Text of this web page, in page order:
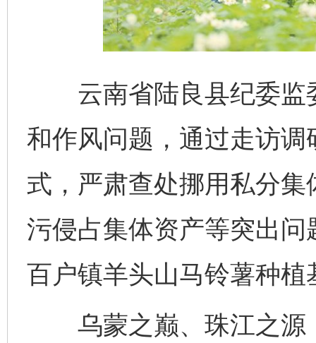
云南省陆良县纪委监
和作风问题，通过走访
式，严肃查处挪用私分
污侵占集体资产等突出
百户镇羊头山马铃薯种
乌蒙之巅、珠江之源